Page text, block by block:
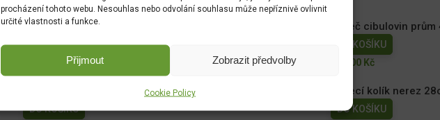
procházení tohoto webu. Nesouhlas nebo odvolání souhlasu může nepříznivě ovlivnit
určité vlastnosti a funkce.
Přijmout Zobrazit předvolby
Cookie Policy
Pokojová konvička krémová 1l 736507
DO KOŠÍKU
Kč
Sazeč cibulovin
DO KOŠÍKU
399.00 Kč
Úzká lopatka nerez 33cm 732837
DO KOŠÍKU
Sázecí kolík nerez
DO KOŠÍKU